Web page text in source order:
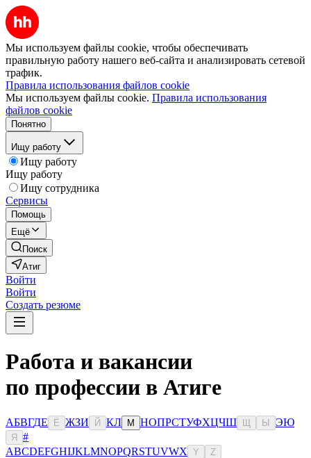
Мы используем файлы cookie, чтобы обеспечивать
правильную работу нашего веб-сайта и анализировать сетевой
трафик.
Правила использования файлов cookie
Мы используем файлы cookie. Правила использования
файлов cookie
Понятно
Ищу работу
Ищу работу
Ищу работу
Ищу сотрудника
Сервисы
Помощь
Ещё
Поиск
Атиг
Войти
Войти
Создать резюме
Работа и вакансии
по профессии в Атиге
АБВГДЕ Ё ЖЗИ Й КЛ М НОПРСТУФХЦЧШ Ы ЭЮ
Я
#
ABCDEFGHIJKLMNOPQRSTUVWX Y Z